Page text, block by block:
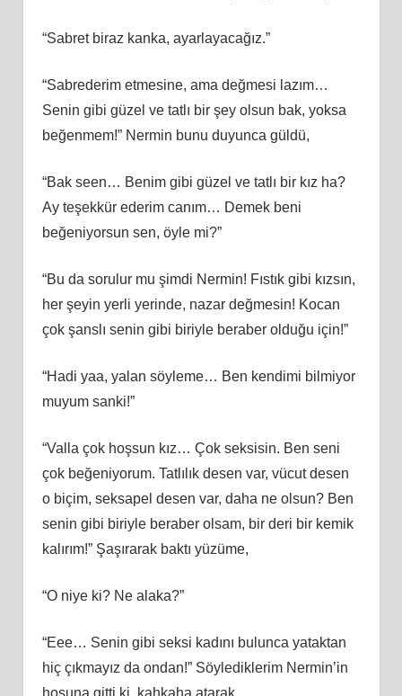
“Sabret biraz kanka, ayarlayacağız.”
“Sabrederim etmesine, ama değmesi lazım…
Senin gibi güzel ve tatlı bir şey olsun bak, yoksa
beğenmem!” Nermin bunu duyunca güldü,
“Bak seen… Benim gibi güzel ve tatlı bir kız ha?
Ay teşekkür ederim canım… Demek beni
beğeniyorsun sen, öyle mi?”
“Bu da sorulur mu şimdi Nermin! Fıstık gibi kızsın,
her şeyin yerli yerinde, nazar değmesin! Kocan
çok şanslı senin gibi biriyle beraber olduğu için!”
“Hadi yaa, yalan söyleme… Ben kendimi bilmiyor
muyum sanki!”
“Valla çok hoşsun kız… Çok seksisin. Ben seni
çok beğeniyorum. Tatlılık desen var, vücut desen
o biçim, seksapel desen var, daha ne olsun? Ben
senin gibi biriyle beraber olsam, bir deri bir kemik
kalırım!” Şaşırarak baktı yüzüme,
“O niye ki? Ne alaka?”
“Eee… Senin gibi seksi kadını bulunca yataktan
hiç çıkmayız da ondan!” Söylediklerim Nermin’in
hoşuna gitti ki, kahkaha atarak,